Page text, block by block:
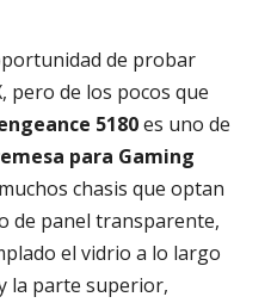
de probar
pero de los pocos que
5180es uno de
para Gaming
chasis que optan
de panel transparente,
el vidrio a lo largo
la parte superior,